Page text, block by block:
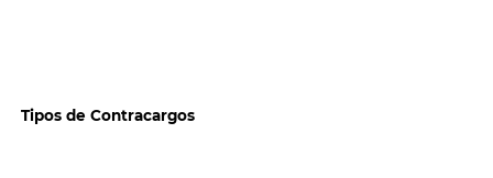
Tipos de Contracargos